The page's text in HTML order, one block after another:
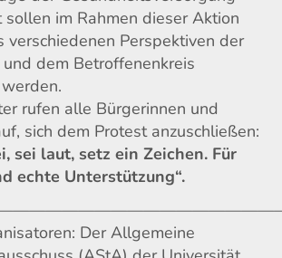
sollen im Rahmen dieser Aktion
verschiedenen Perspektiven der
dem Betroffenenkreis
rufen alle Bürgerinnen und
sich dem Protest anzuschließen:
sei laut, setz ein Zeichen. Für
echte Unterstützung“.
Der Allgemeine